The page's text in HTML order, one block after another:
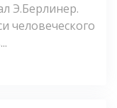
Э.Берлинер.
человеческого